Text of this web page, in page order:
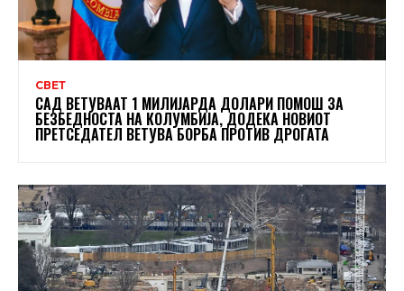
СВЕТ
САД ВЕТУВААТ 1 МИЛИЈАРДА ДОЛАРИ ПОМОШ ЗА
БЕЗБЕДНОСТА НА КОЛУМБИЈА, ДОДЕКА НОВИОТ
ПРЕТСЕДАТЕЛ ВЕТУВА БОРБА ПРОТИВ ДРОГАТА